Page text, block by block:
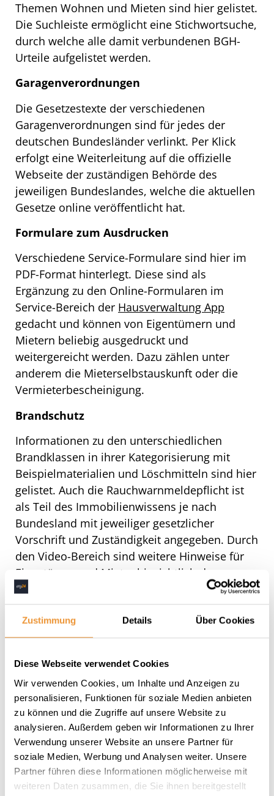
Zustimmung Details Über Cookies
Diese Webseite verwendet Cookies
Wir verwenden Cookies, um Inhalte und Anzeigen zu
personalisieren, Funktionen für soziale Medien anbieten
zu können und die Zugriffe auf unsere Website zu
analysieren. Außerdem geben wir Informationen zu Ihrer
Verwendung unserer Website an unsere Partner für
soziale Medien, Werbung und Analysen weiter. Unsere
Partner führen diese Informationen möglicherweise mit
weiteren Daten zusammen, die Sie ihnen bereitgestellt
Themen Wohnen und Mieten sind hier gelistet.
Die Suchleiste ermöglicht eine Stichwortsuche,
durch welche alle damit verbundenen BGH-
Urteile aufgelistet werden.
Garagenverordnungen
Die Gesetzestexte der verschiedenen
Garagenverordnungen sind für jedes der
deutschen Bundesländer verlinkt. Per Klick
erfolgt eine Weiterleitung auf die offizielle
Webseite der zuständigen Behörde des
jeweiligen Bundeslandes, welche die aktuellen
Gesetze online veröffentlicht hat.
Formulare zum Ausdrucken
Verschiedene Service-Formulare sind hier im
PDF-Format hinterlegt. Diese sind als
Ergänzung zu den Online-Formularen im
Service-Bereich der Hausverwaltung App
gedacht und können von Eigentümern und
Mietern beliebig ausgedruckt und
weitergereicht werden. Dazu zählen unter
anderem die Mieterselbstauskunft oder die
Vermieterbescheinigung.
Brandschutz
Informationen zu den unterschiedlichen
Brandklassen in ihrer Kategorisierung mit
Beispielmaterialien und Löschmitteln sind hier
gelistet. Auch die Rauchwarnmeldepflicht ist
als Teil des Immobilienwissens je nach
Bundesland mit jeweiliger gesetzlicher
Vorschrift und Zuständigkeit angegeben. Durch
den Video-Bereich sind weitere Hinweise für
Eigentümer und Mieter hinsichtlich des
Brandschutzes audiovisuell zusammengefasst.
Was sollte man noch
über die
Immobilienwissen-
Funktion von etg24
wissen?
Nicht nur Eigentümer und Mieter profitieren